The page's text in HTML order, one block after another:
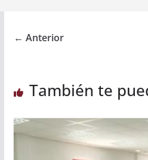
← Anterior
También te